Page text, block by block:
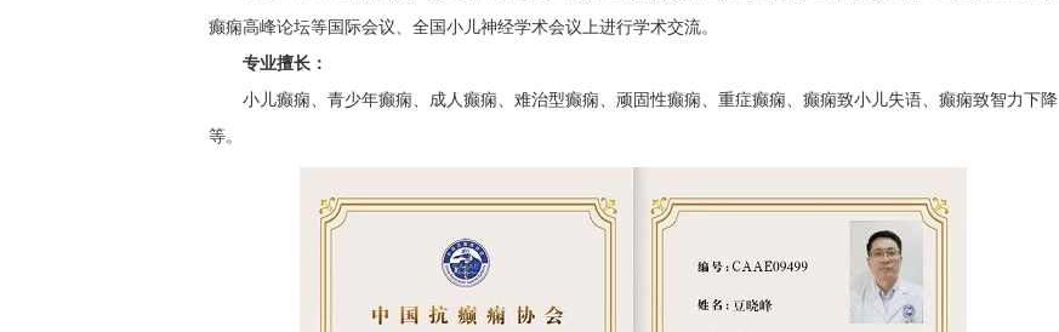
癫痫高峰论坛等国际会议、全国小儿神经学术会议上进行学术交流。
专业擅长：
小儿癫痫、青少年癫痫、成人癫痫、难治型癫痫、顽固性癫痫、重症癫痫、癫痫致小儿失语、癫痫致智力下降
等。